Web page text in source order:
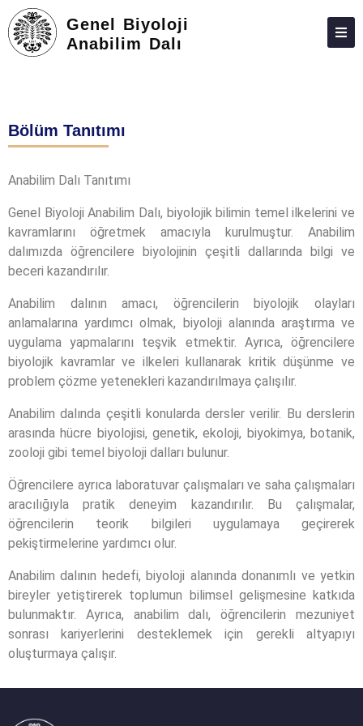
Genel Biyoloji
Anabilim Dalı
LISANSÜSTÜ
ADAY ÖĞRENCILER
İLETIŞIM
Bölüm Tanıtımı
Anabilim Dalı Tanıtımı
Genel Biyoloji Anabilim Dalı, biyolojik bilimin temel ilkelerini ve
kavramlarını öğretmek amacıyla kurulmuştur. Anabilim
dalımızda öğrencilere biyolojinin çeşitli dallarında bilgi ve
beceri kazandırılır.
Anabilim dalının amacı, öğrencilerin biyolojik olayları
anlamalarına yardımcı olmak, biyoloji alanında araştırma ve
uygulama yapmalarını teşvik etmektir. Ayrıca, öğrencilere
biyolojik kavramlar ve ilkeleri kullanarak kritik düşünme ve
problem çözme yetenekleri kazandırılmaya çalışılır.
Anabilim dalında çeşitli konularda dersler verilir. Bu derslerin
arasında hücre biyolojisi, genetik, ekoloji, biyokimya, botanik,
zooloji gibi temel biyoloji dalları bulunur.
Öğrencilere ayrıca laboratuvar çalışmaları ve saha çalışmaları
aracılığıyla pratik deneyim kazandırılır. Bu çalışmalar,
öğrencilerin teorik bilgileri uygulamaya geçirerek
pekiştirmelerine yardımcı olur.
Anabilim dalının hedefi, biyoloji alanında donanımlı ve yetkin
bireyler yetiştirerek toplumun bilimsel gelişmesine katkıda
bulunmaktır. Ayrıca, anabilim dalı, öğrencilerin mezuniyet
sonrası kariyerlerini desteklemek için gerekli altyapıyı
oluşturmaya çalışır.